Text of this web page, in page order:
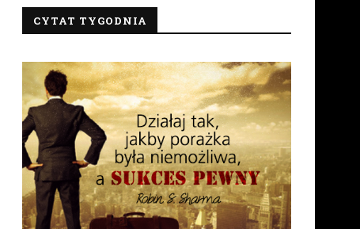
CYTAT TYGODNIA